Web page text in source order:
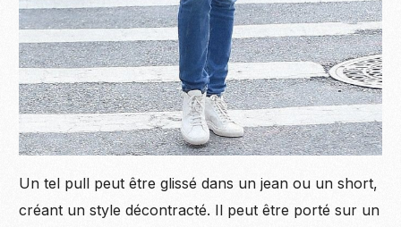
Un tel pull peut être glissé dans un jean ou un short,
créant un style décontracté. Il peut être porté sur un